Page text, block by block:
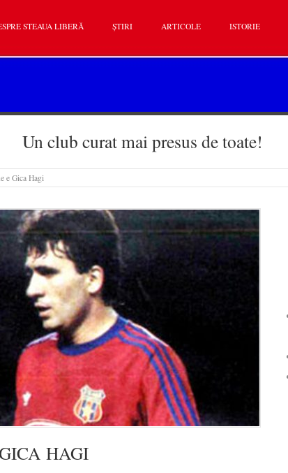
STEAUA LIBERĂ ȘTIRI ARTICOLE ISTORIE
Un club curat mai presus de toate!
e Gica Hagi
HAGI